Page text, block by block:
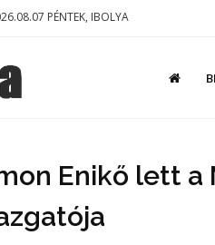
PÉNTEK, IBOLYA
Enikő lett